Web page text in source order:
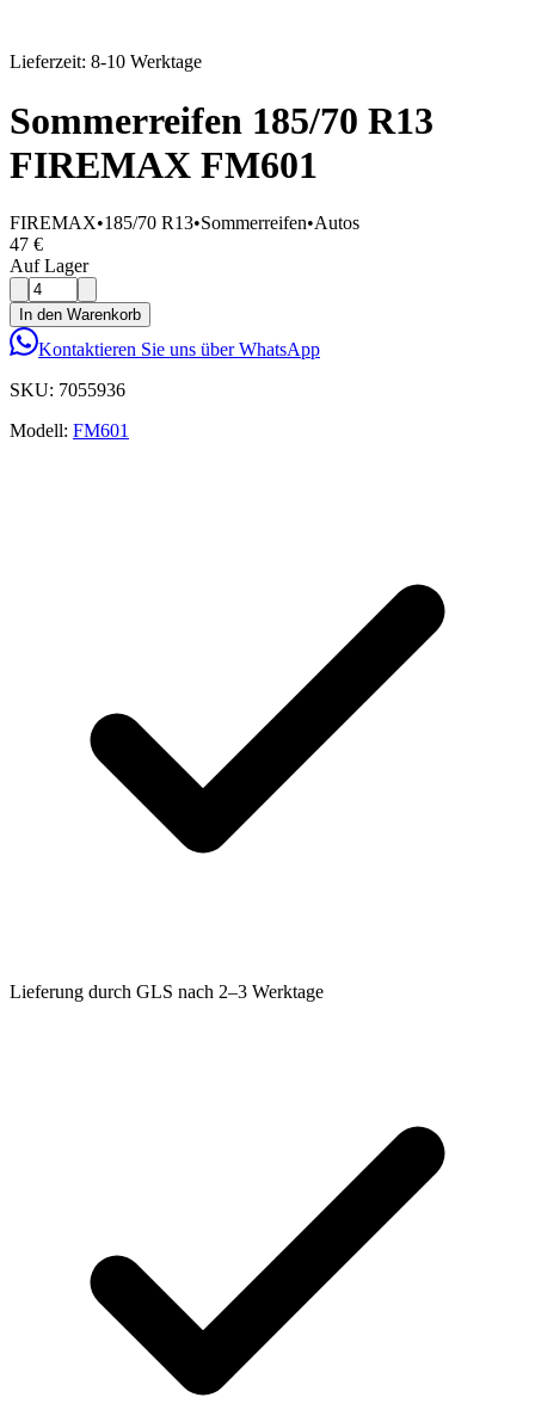
Lieferzeit: 8-10 Werktage
Sommerreifen 185/70 R13
FIREMAX FM601
FIREMAX•185/70 R13•Sommerreifen•Autos
47 €
Auf Lager
In den Warenkorb
Kontaktieren Sie uns über WhatsApp
SKU: 7055936
Modell: FM601
Lieferung durch GLS nach 2–3 Werktage